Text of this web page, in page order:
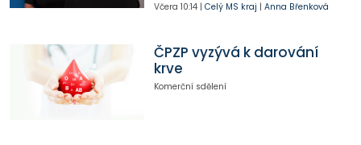
Včera 10:14| Celý MS kraj | Anna Břenková
ČPZP vyzývá k darování
krve
Komerční sdělení